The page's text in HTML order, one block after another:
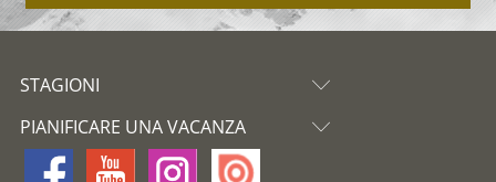
STAGIONI
PIANIFICARE UNA VACANZA